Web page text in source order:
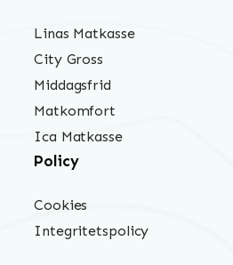
Linas Matkasse
City Gross
Middagsfrid
Matkomfort
Ica Matkasse
Policy
Cookies
Integritetspolicy